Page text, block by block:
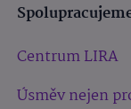
Centrum LIRA
Úsměv nejen